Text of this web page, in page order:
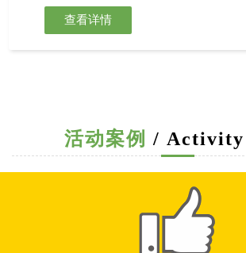
板块训练内容，同时开展安全课程、爱国主义
育，让学员德智体美劳全面发展。
迷彩少年军事特训营创办以来，共接收培
人。培养孩子们不怕苦、能吃苦、不怕困难
夏令营带训经验。对于孩子们的思想动态都是
并且能很快的融入到孩子们中去，让孩子们能
义的夏令营。
团队风采
公司拥有包括资深心理咨询师，讲
的专业团队。教官队伍庞大，不仅军政
严谨，而且拥有良好的服务理念。我们
身定制项目，丰富而有特色，从中小企
查看详情
活动案例 / Activity